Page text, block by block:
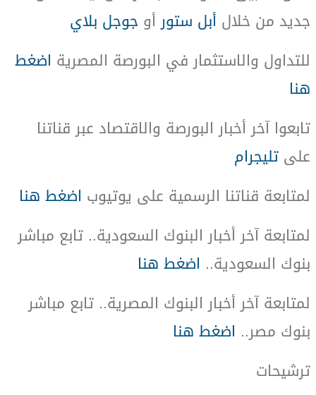
جديد من خلال أبل ستورأو جوجل بلاي
للتداول والاستثمار في البورصة المصرية اضغط
هنا
تابعوا آخر أخبار البورصة والاقتصاد عبر قناتنا
على تليجرام
لمتابعة قناتنا الرسمية على يوتيوب اضغط هنا
لمتابعة آخر أخبار البنوك السعودية.. تابع مباشر
بنوك السعودية.. اضغط هنا
لمتابعة آخر أخبار البنوك المصرية.. تابع مباشر
بنوك مصر.. اضغط هنا
ترشيحات